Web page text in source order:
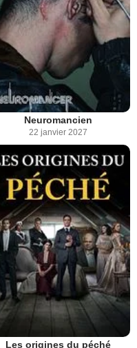
Neuromancien
22 janvier 2027
Les origines du péché